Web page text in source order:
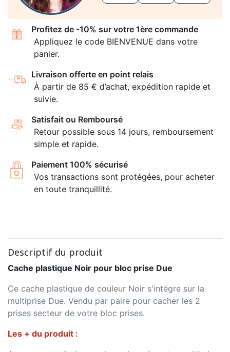
Profitez de -10% sur votre 1ère commande
Appliquez le code BIENVENUE dans votre
panier.
Livraison offerte en point relais
À partir de 85 € d’achat, expédition rapide et
suivie.
Satisfait ou Remboursé
Retour possible sous 14 jours, remboursement
simple et rapide.
Paiement 100% sécurisé
Vos transactions sont protégées, pour acheter
en toute tranquillité.
Descriptif du produit
Cache plastique Noir pour bloc prise Due
Ce cache plastique de couleur Noir s'intégre sur la
multiprise Due. Vendu par paire pour cacher les 2
prises secteur de votre bloc prises.
Les + du produit :